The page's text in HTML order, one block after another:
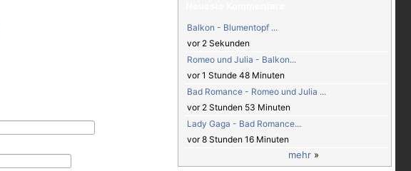
Balkon - Blumentopf ...
vor 2 Sekunden
Romeo und Julia - Balkon...
vor 1 Stunde 48 Minuten
Bad Romance - Romeo und Julia ...
vor 2 Stunden 53 Minuten
Lady Gaga - Bad Romance...
vor 8 Stunden 16 Minuten
mehr »